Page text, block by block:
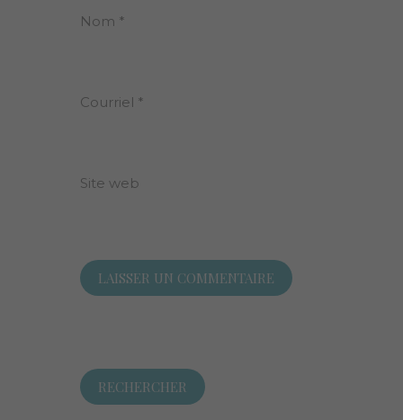
Nom *
Courriel *
Site web